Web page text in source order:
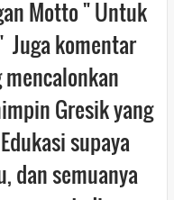
Motto " Untuk
Juga komentar
Gresik yang
supaya
dan semuanya